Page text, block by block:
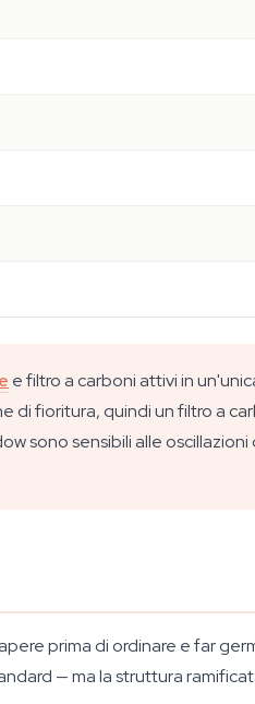
e filtro a carboni attivi in
di fioritura, quindi un filtro a
sono sensibili alle oscillazioni
prima di ordinare e far
— ma la struttura